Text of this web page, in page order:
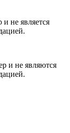
не является
и не являются